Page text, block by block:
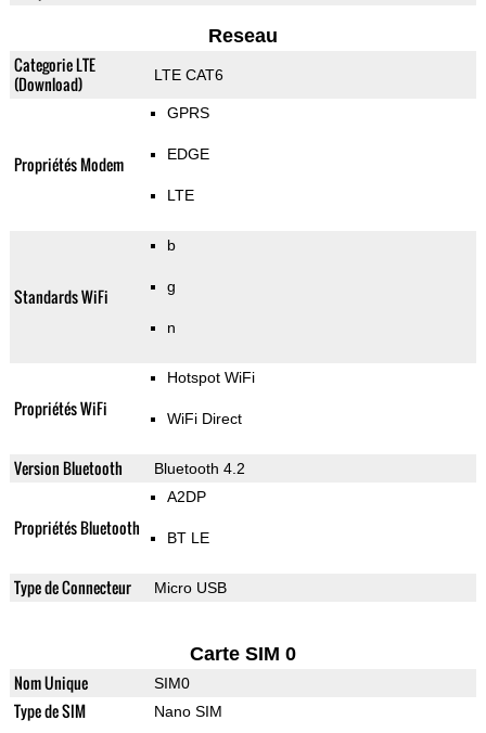
Reseau
Categorie LTE
(Download)
LTE CAT6
Propriétés Modem
GPRS
EDGE
LTE
Standards WiFi
b
g
n
Propriétés WiFi
Hotspot WiFi
WiFi Direct
Version Bluetooth Bluetooth 4.2
Propriétés Bluetooth
A2DP
BT LE
Type de Connecteur Micro USB
Carte SIM 0
Nom Unique SIM0
Type de SIM Nano SIM